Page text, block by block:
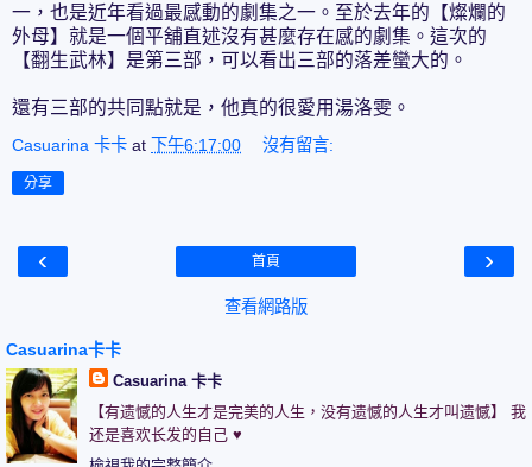
一，也是近年看過最感動的劇集之一。至於去年的【燦爛的
外母】就是一個平舖直述沒有甚麼存在感的劇集。這次的
【翻生武林】是第三部，可以看出三部的落差蠻大的。
還有三部的共同點就是，他真的很愛用湯洛雯。
Casuarina 卡卡 at 下午6:17:00 沒有留言:
分享
‹ ›
首頁
查看網路版
Casuarina卡卡
Casuarina 卡卡
【有遗憾的人生才是完美的人生，没有遗憾的人生才叫遗憾】 我
还是喜欢长发的自己 ♥